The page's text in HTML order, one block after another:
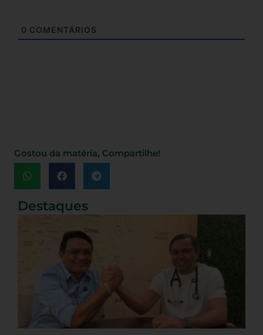
0 COMENTÁRIOS
Gostou da matéria, Compartilhe!
Destaques